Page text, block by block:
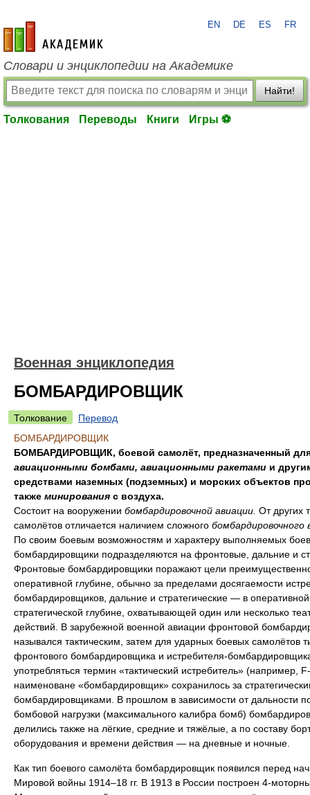
academic.ru
EN DE ES FR
Словари и энциклопедии на Академике
Найти!
Толкования Переводы Книги Игры ⚽
Военная энциклопедия
БОМБАРДИРОВЩИК
Толкование
Перевод
БОМБАРДИРОВЩИК
БОМБАРДИРОВЩИК, боевой самолёт, предназначенный
авиационными бомбами, авиационными ракетами и
средствами наземных (подземных) и морских объектов
также минирования с воздуха.
Состоит на вооружении бомбардировочной авиации. От других
самолётов отличается наличием сложного бомбардировочного
По своим боевым возможностям и характеру выполняемых
бомбардировщики подразделяются на фронтовые, дальние и
Фронтовые бомбардировщики поражают цели
оперативной глубине, обычно за пределами досягаемости
бомбардировщиков, дальние и стратегические — в
стратегической глубине, охватывающей один или несколько
действий. В зарубежной военной авиации фронтовой
назывался тактическим, затем для ударных боевых самолётов
фронтового бомбардировщика и истребителя-
употребляться термин «тактический истребитель» (например,
наименоване «бомбардировщик» сохранилось за
бомбардировщиками. В прошлом в зависимости от дальности
бомбовой нагрузки (максимального калибра бомб)
делились также на лёгкие, средние и тяжёлые, а по составу
оборудования и времени действия — на дневные и ночные.
Как тип боевого самолёта бомбардировщик появился перед
Мировой войны 1914–18 гг. В 1913 в России построен 4-